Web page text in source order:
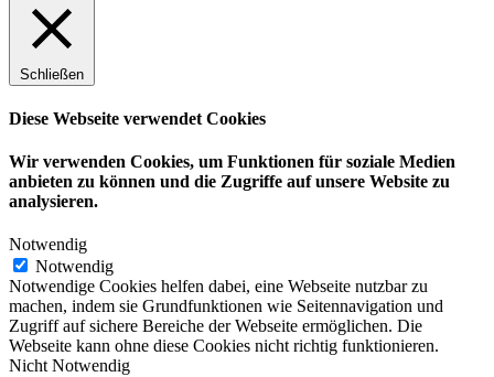
Schließen
Diese Webseite verwendet Cookies
Wir verwenden Cookies, um Funktionen für soziale Medien
anbieten zu können und die Zugriffe auf unsere Website zu
analysieren.
Notwendig
Notwendig
Notwendige Cookies helfen dabei, eine Webseite nutzbar zu
machen, indem sie Grundfunktionen wie Seitennavigation und
Zugriff auf sichere Bereiche der Webseite ermöglichen. Die
Webseite kann ohne diese Cookies nicht richtig funktionieren.
Nicht Notwendig